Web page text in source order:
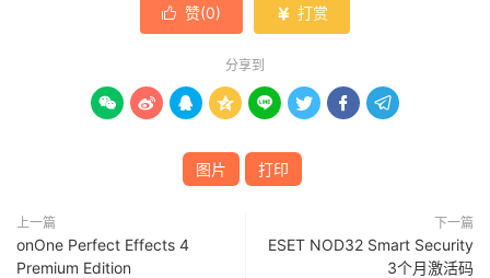
 赞(0)  打赏
分享到
       
图片 打印
上一篇
onOne Perfect Effects 4
Premium Edition
下一篇
ESET NOD32 Smart Security
3个月激活码